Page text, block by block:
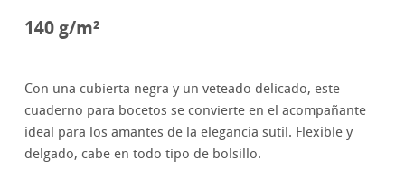
140 g/m²
Con una cubierta negra y un veteado delicado, este
cuaderno para bocetos se convierte en el acompañante
ideal para los amantes de la elegancia sutil. Flexible y
delgado, cabe en todo tipo de bolsillo.